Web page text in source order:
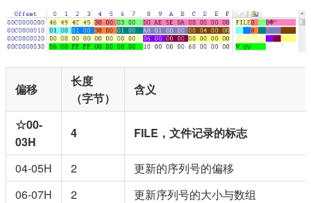
偏移
长度
（字节）
含义
☆00-
03H
4 FILE，文件记录的标志
04-05H 2
更新的序列号的偏移
06-07H
2
更新序列号的大小与数组